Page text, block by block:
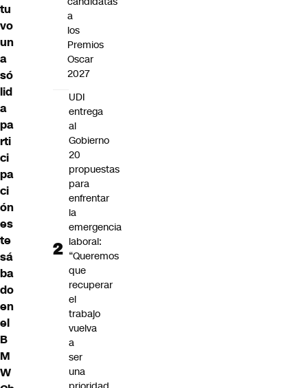
tu
vo
un
a
só
lid
a
pa
rti
ci
pa
ci
ón
es
te
sá
ba
do
en
el
B
M
W
a
los
Premios
Oscar
2027
UDI
entrega
al
Gobierno
20
propuestas
para
enfrentar
la
emergencia
laboral:
“Queremos
que
recuperar
el
trabajo
vuelva
a
ser
una